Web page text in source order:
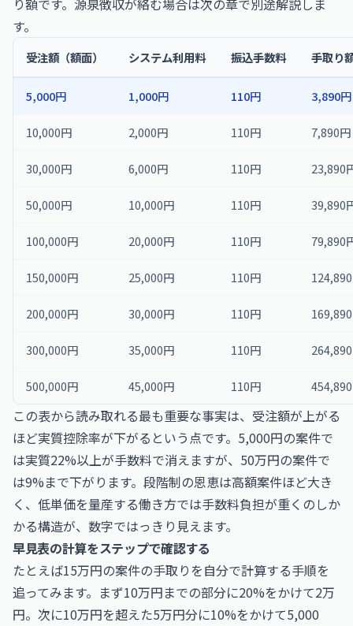
り額です。源泉徴収が絡む場合は次の章で別途解説しま
す。
受注額（額面） システム利用料 振込手数料 手取り
5,000円 1,000円 110円 3,890円
10,000円 2,000円 110円 7,890円
30,000円 6,000円 110円 23,890
50,000円 10,000円 110円 39,890
100,000円 20,000円 110円 79,890
150,000円 25,000円 110円
200,000円 30,000円 110円
300,000円 35,000円 110円
500,000円 45,000円 110円
この表から読み取れる最も重要な事実は、受注額が上がる
ほど実質控除率が下がるという点です。5,000円の案件で
は実質22%以上が手数料で消えますが、50万円の案件で
は9%まで下がります。段階制の恩恵は高額案件ほど大き
く、低単価を量産する働き方では手数料負担が重くのしか
かる構造が、数字ではっきり見えます。
早見表の計算をステップで確認する
たとえば15万円の案件の手取りを自分で計算する手順を
追ってみます。まず10万円までの部分に20%をかけて2万
円。次に10万円を超えた5万円分に10%をかけて5,000